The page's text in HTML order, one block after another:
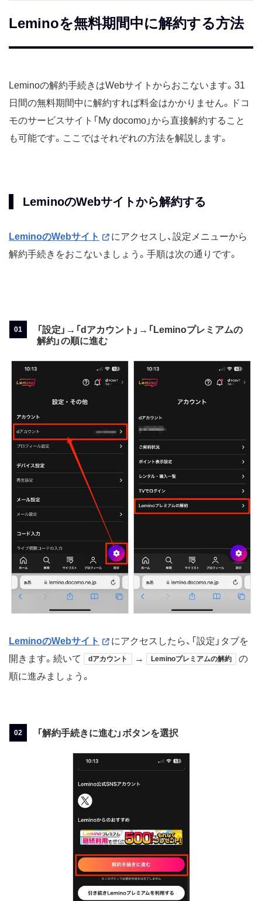
Leminoを無料期間中に解約する方法
Leminoの解約手続きはWebサイトからおこないます。31
日間の無料期間中に解約すれば料金はかかりません。ドコ
モのサービスサイト「My docomo」から直接解約すること
も可能です。ここではそれぞれの方法を解説します。
LeminoのWebサイトから解約する
LeminoのWebサイト
にアクセスし、設定メニューから
解約手続きをおこないましょう。手順は次の通りです。
「設定」→「dアカウント」→「Leminoプレミアムの
解約」の順に進む
LeminoのWebサイト
にアクセスしたら、「設定」タブを
開きます。続いて
dアカウント → Leminoプレミアムの解約
の
順に進みましょう。
「解約手続きに進む」ボタンを選択